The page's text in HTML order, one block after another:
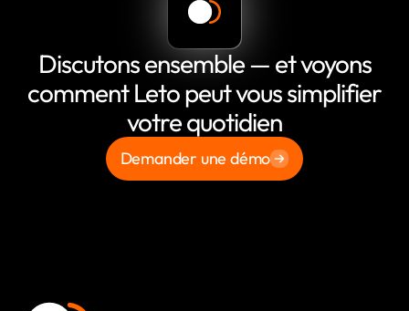
Discutons ensemble — et voyons
comment Leto peut vous simplifier
votre quotidien
Demander une démo